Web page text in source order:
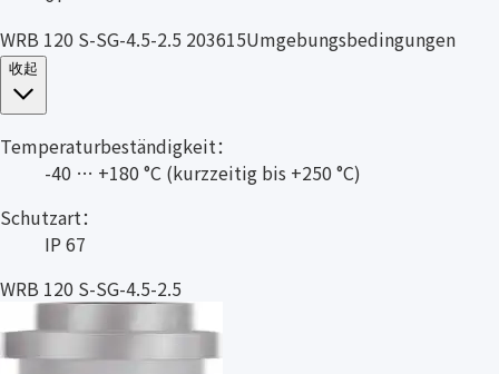
WRB 120 S-SG-4.5-2.5 203615Umgebungsbedingungen
收起
Temperaturbeständigkeit：
-40 … +180 °C (kurzzeitig bis +250 °C)
Schutzart：
IP 67
WRB 120 S-SG-4.5-2.5